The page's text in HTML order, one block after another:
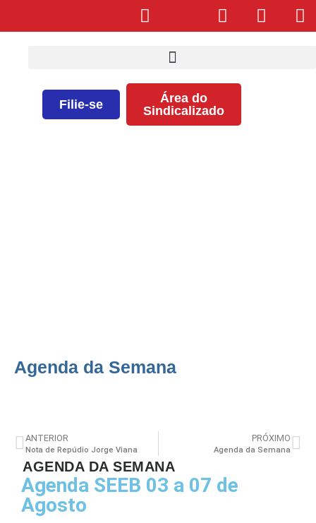
Filie-se
Área do
Sindicalizado
Agenda da Semana
ANTERIOR
Nota de Repúdio Jorge Viana
PRÓXIMO
Agenda da Semana
AGENDA DA SEMANA
Agenda SEEB 03 a 07 de
Agosto